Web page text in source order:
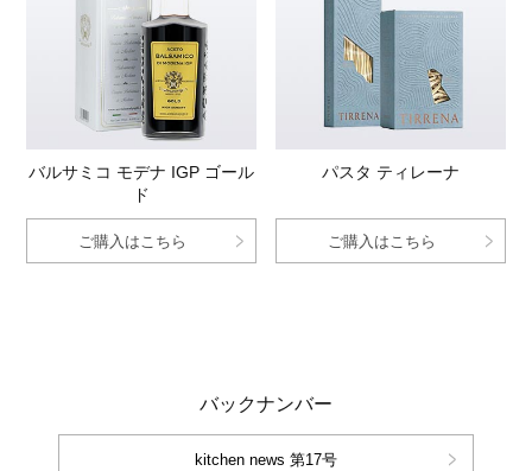
バルサミコ モデナ IGP ゴール
ド
ご購入はこちら
パスタ ティレーナ
ご購入はこちら
バックナンバー
kitchen news 第17号